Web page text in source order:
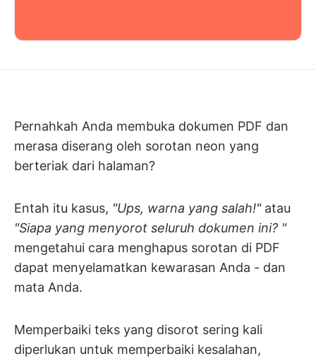
Pernahkah Anda membuka dokumen PDF dan
merasa diserang oleh sorotan neon yang
berteriak dari halaman?
Entah itu kasus, "Ups, warna yang salah!"atau
"Siapa yang menyorot seluruh dokumen ini? "
mengetahui cara menghapus sorotan di PDF
dapat menyelamatkan kewarasan Anda - dan
mata Anda.
Memperbaiki teks yang disorot sering kali
diperlukan untuk memperbaiki kesalahan,